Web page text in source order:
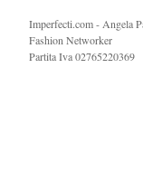
Imperfecti.com - Angela
Fashion Networker
Partita Iva 02765220369